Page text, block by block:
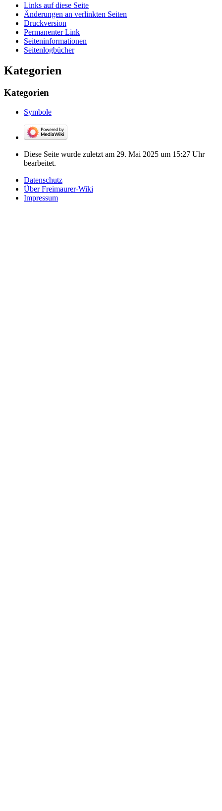
Links auf diese Seite
Änderungen an verlinkten Seiten
Druckversion
Permanenter Link
Seiten­­informationen
Seitenlogbücher
Kategorien
Kategorien
Symbole
Diese Seite wurde zuletzt am 29. Mai 2025 um 15:27 Uhr
bearbeitet.
Datenschutz
Über Freimaurer-Wiki
Impressum